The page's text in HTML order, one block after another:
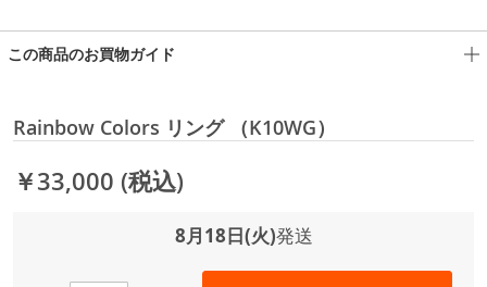
この商品のお買物ガイド
Rainbow Colors リング （K10WG）
￥33,000 (税込)
8月18日(火)発送